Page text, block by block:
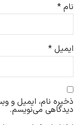
نام *
ایمیل *
ذخیره نام، ایمیل و
دیدگاهی می‌نویسم.